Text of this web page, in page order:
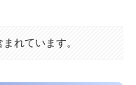
れています。